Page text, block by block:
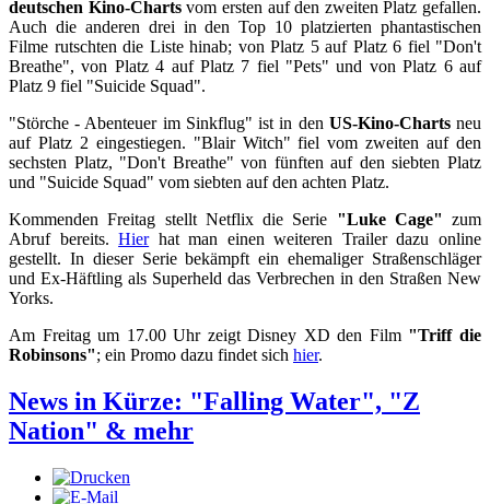
deutschen Kino-Chartsvom ersten auf den zweiten Platz gefallen.
Auch die anderen drei in den Top 10 platzierten phantastischen
Filme rutschten die Liste hinab; von Platz 5 auf Platz 6 fiel "Don't
Breathe", von Platz 4 auf Platz 7 fiel "Pets" und von Platz 6 auf
Platz 9 fiel "Suicide Squad".
"Störche - Abenteuer im Sinkflug" ist in den US-Kino-Chartsneu
auf Platz 2 eingestiegen. "Blair Witch" fiel vom zweiten auf den
sechsten Platz, "Don't Breathe" von fünften auf den siebten Platz
und "Suicide Squad" vom siebten auf den achten Platz.
Kommenden Freitag stellt Netflix die Serie "Luke Cage" zum
Abruf bereits.Hierhat man einen weiteren Trailer dazu online
gestellt. In dieser Serie bekämpft ein ehemaliger Straßenschläger
und Ex-Häftling als Superheld das Verbrechen in den Straßen New
Yorks.
Am Freitag um 17.00 Uhr zeigt Disney XD den Film "Triff die
Robinsons"; ein Promo dazu findet sich hier.
News in Kürze: "Falling Water", "Z
Nation" & mehr